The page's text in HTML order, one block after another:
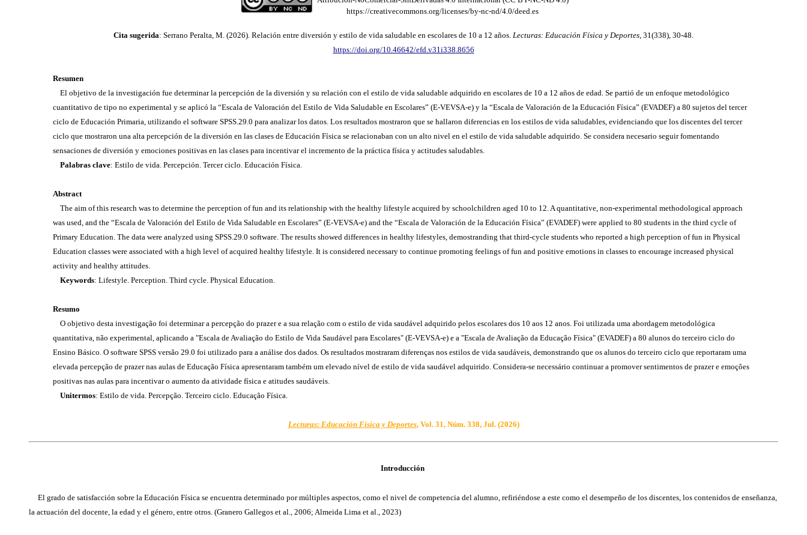
https://creativecommons.org/licenses/by-nc-nd/4.0/deed.es
Cita sugerida: Serrano Peralta, M. (2026). Relación entre diversión y estilo de vida saludable en escolares de 10 a 12 años. Lecturas: Educación Física y Deportes, 31(338), 30-48.
https://doi.org/10.46642/efd.v31i338.8656
Resumen
El objetivo de la investigación fue determinar la percepción de la diversión y su relación con el estilo de vida saludable adquirido en escolares de 10 a 12 años de edad. Se partió de un enfoque metodológico
cuantitativo de tipo no experimental y se aplicó la “Escala de Valoración del Estilo de Vida Saludable en Escolares” (E-VEVSA-e) y la “Escala de Valoración de la Educación Física” (EVADEF) a 80 sujetos del tercer
ciclo de Educación Primaria, utilizando el software SPSS.29.0 para analizar los datos. Los resultados mostraron que se hallaron diferencias en los estilos de vida saludables, evidenciando que los discentes del tercer
ciclo que mostraron una alta percepción de la diversión en las clases de Educación Física se relacionaban con un alto nivel en el estilo de vida saludable adquirido. Se considera necesario seguir fomentando
sensaciones de diversión y emociones positivas en las clases para incentivar el incremento de la práctica física y actitudes saludables.
Palabras clave: Estilo de vida. Percepción. Tercer ciclo. Educación Física.
Abstract
The aim of this research was to determine the perception of fun and its relationship with the healthy lifestyle acquired by schoolchildren aged 10 to 12. A quantitative, non-experimental methodological approach
was used, and the “Escala de Valoración del Estilo de Vida Saludable en Escolares” (E-VEVSA-e) and the “Escala de Valoración de la Educación Física” (EVADEF) were applied to 80 students in the third cycle of
Primary Education. The data were analyzed using SPSS.29.0 software. The results showed differences in healthy lifestyles, demostranding that third-cycle students who reported a high perception of fun in Physical
Education classes were associated with a high level of acquired healthy lifestyle. It is considered necessary to continue promoting feelings of fun and positive emotions in classes to encourage increased physical
activity and healthy attitudes.
Keywords: Lifestyle. Perception. Third cycle. Physical Education.
Resumo
O objetivo desta investigação foi determinar a percepção do prazer e a sua relação com o estilo de vida saudável adquirido pelos escolares dos 10 aos 12 anos. Foi utilizada uma abordagem metodológica
quantitativa, não experimental, aplicando a "Escala de Avaliação do Estilo de Vida Saudável para Escolares" (E-VEVSA-e) e a "Escala de Avaliação da Educação Física" (EVADEF) a 80 alunos do terceiro ciclo do
Ensino Básico. O software SPSS versão 29.0 foi utilizado para a análise dos dados. Os resultados mostraram diferenças nos estilos de vida saudáveis, demonstrando que os alunos do terceiro ciclo que reportaram uma
elevada percepção de prazer nas aulas de Educação Física apresentaram também um elevado nível de estilo de vida saudável adquirido. Considera-se necessário continuar a promover sentimentos de prazer e emoções
positivas nas aulas para incentivar o aumento da atividade física e atitudes saudáveis.
Unitermos: Estilo de vida. Percepção. Terceiro ciclo. Educação Física.
Lecturas: Educación Física y Deportes, Vol. 31, Núm. 338, Jul. (2026)
Introducción
El grado de satisfacción sobre la Educación Física se encuentra determinado por múltiples aspectos, como el nivel de competencia del alumno, refiriéndose a este como el desempeño de los discentes, los contenidos de enseñanza,
la actuación del docente, la edad y el género, entre otros. (Granero Gallegos et al., 2006; Almeida Lima et al., 2023)